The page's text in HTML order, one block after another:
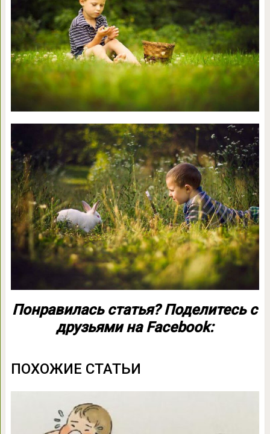
Понравилась статья? Поделитесь с
друзьями на Facebook:
ПОХОЖИЕ СТАТЬИ